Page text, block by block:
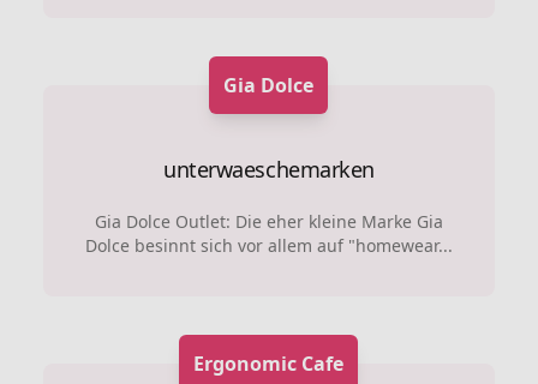
Gia Dolce
unterwaeschemarken
Gia Dolce Outlet: Die eher kleine Marke Gia
Dolce besinnt sich vor allem auf "homewear...
Ergonomic Cafe